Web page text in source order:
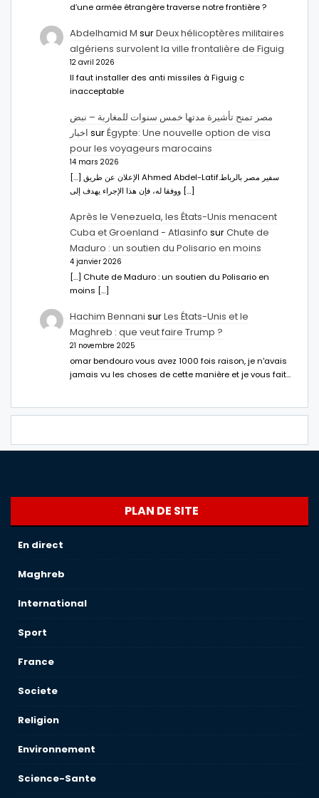
d’une armée étrangère traverse notre frontière ?
Abdelhamid M surDeux hélicoptères militaires
algériens survolent la ville frontalière de Figuig
12 avril 2026
Il faut installer des anti missiles à Figuig c
inacceptable
مصر تمنح تأشيرة مدتها خمس سنوات للمغاربة – نبض
اخبار surÉgypte: Une nouvelle option de visa
pour les voyageurs marocains
14 mars 2026
[…] الإعلان عن طريق Ahmed Abdel-Latifسفير مصر بالرباط.
ووفقا له، فإن هذا الإجراء يهدف إلى […]
Après le Venezuela, les États-Unis menacent
Cuba et Groenland - Atlasinfo surChute de
Maduro : un soutien du Polisario en moins
4 janvier 2026
[…] Chute de Maduro : un soutien du Polisario en
moins […]
Hachim Bennani surLes États-Unis et le
Maghreb : que veut faire Trump ?
21 novembre 2025
omar bendouro vous avez 1000 fois raison, je n'avais
jamais vu les choses de cette manière et je vous fait…
PLAN DE SITE
En direct
Maghreb
International
Sport
France
Societe
Religion
Environnement
Science-Sante